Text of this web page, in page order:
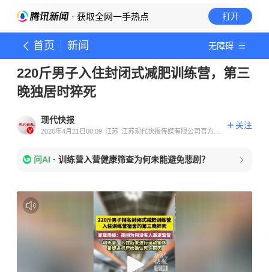
· 获取全网一手热点 打开
首页 新闻 无障碍
220斤男子入住封闭式减肥训练营，第三
晚独居时猝死
现代快报
2026年4月21日00:09 江苏 江苏现代快报传媒有限公司官方账
关注
问AI · 训练营入营健康筛查为何未能避免悲剧？